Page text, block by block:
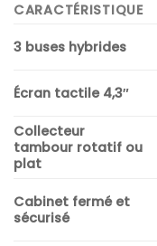
CARACTÉRISTIQUE
3 buses hybrides
Écran tactile 4,3″
Collecteur
tambour rotatif ou
plat
Cabinet fermé et
sécurisé